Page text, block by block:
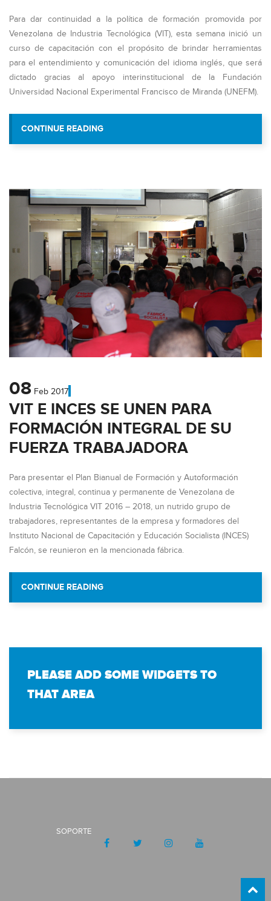
Para dar continuidad a la política de formación promovida por
Venezolana de Industria Tecnológica (VIT), esta semana inició un
curso de capacitación con el propósito de brindar herramientas
para el entendimiento y comunicación del idioma inglés, que será
dictado gracias al apoyo interinstitucional de la Fundación
Universidad Nacional Experimental Francisco de Miranda (UNEFM).
CONTINUE READING
08 Feb 2017
VIT E INCES SE UNEN PARA
FORMACIÓN INTEGRAL DE SU
FUERZA TRABAJADORA
Para presentar el Plan Bianual de Formación y Autoformación
colectiva, integral, continua y permanente de Venezolana de
Industria Tecnológica VIT 2016 – 2018, un nutrido grupo de
trabajadores, representantes de la empresa y formadores del
Instituto Nacional de Capacitación y Educación Socialista (INCES)
Falcón, se reunieron en la mencionada fábrica.
CONTINUE READING
PLEASE ADD SOME WIDGETS TO
THAT AREA
SOPORTE